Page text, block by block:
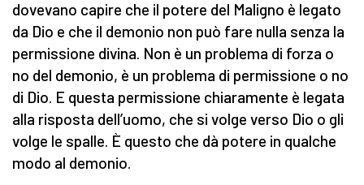
dovevano capire che il potere del Maligno è legato
da Dio e che il demonio non può fare nulla senza la
permissione divina. Non è un problema di forza o
no del demonio, è un problema di permissione o no
di Dio. E questa permissione chiaramente è legata
alla risposta dell’uomo, che si volge verso Dio o gli
volge le spalle. È questo che dà potere in qualche
modo al demonio.